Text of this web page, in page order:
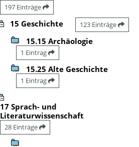
197 Einträge
15 Geschichte 123 Einträge
15.15 Archäologie
1 Eintrag
15.25 Alte Geschichte
1 Eintrag
17 Sprach- und
Literaturwissenschaft
28 Einträge